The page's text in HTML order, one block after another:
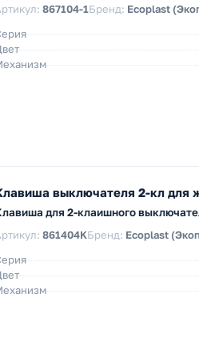
867104-1Бренд: Ecoplast
выключателя 2-кл для
для 2-клаишного
861404KБренд: Ecoplast